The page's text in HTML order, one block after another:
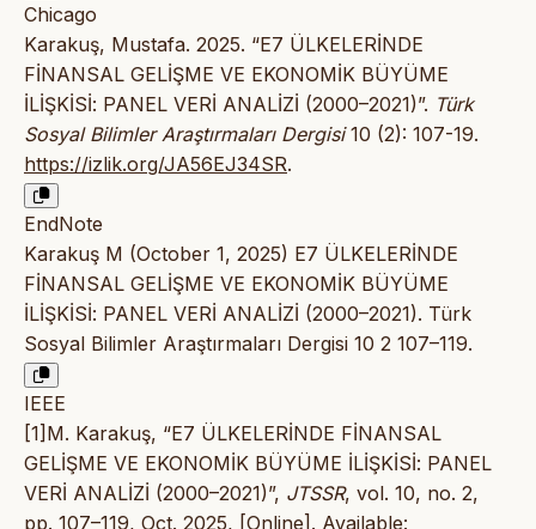
Chicago
Karakuş, Mustafa. 2025. “E7 ÜLKELERİNDE
FİNANSAL GELİŞME VE EKONOMİK BÜYÜME
İLİŞKİSİ: PANEL VERİ ANALİZİ (2000–2021)”. Türk
Sosyal Bilimler Araştırmaları Dergisi10 (2): 107-19.
https://izlik.org/JA56EJ34SR.
EndNote
Karakuş M (October 1, 2025) E7 ÜLKELERİNDE
FİNANSAL GELİŞME VE EKONOMİK BÜYÜME
İLİŞKİSİ: PANEL VERİ ANALİZİ (2000–2021). Türk
Sosyal Bilimler Araştırmaları Dergisi 10 2 107–119.
IEEE
[1]M. Karakuş, “E7 ÜLKELERİNDE FİNANSAL
GELİŞME VE EKONOMİK BÜYÜME İLİŞKİSİ: PANEL
VERİ ANALİZİ (2000–2021)”, JTSSR, vol. 10, no. 2,
pp. 107–119, Oct. 2025, [Online]. Available: